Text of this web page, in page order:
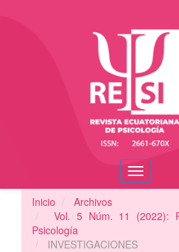
Toggle
Inicio
Archivos
Vol. 5 Núm. 11 (2022):
Psicología
INVESTIGACIONES